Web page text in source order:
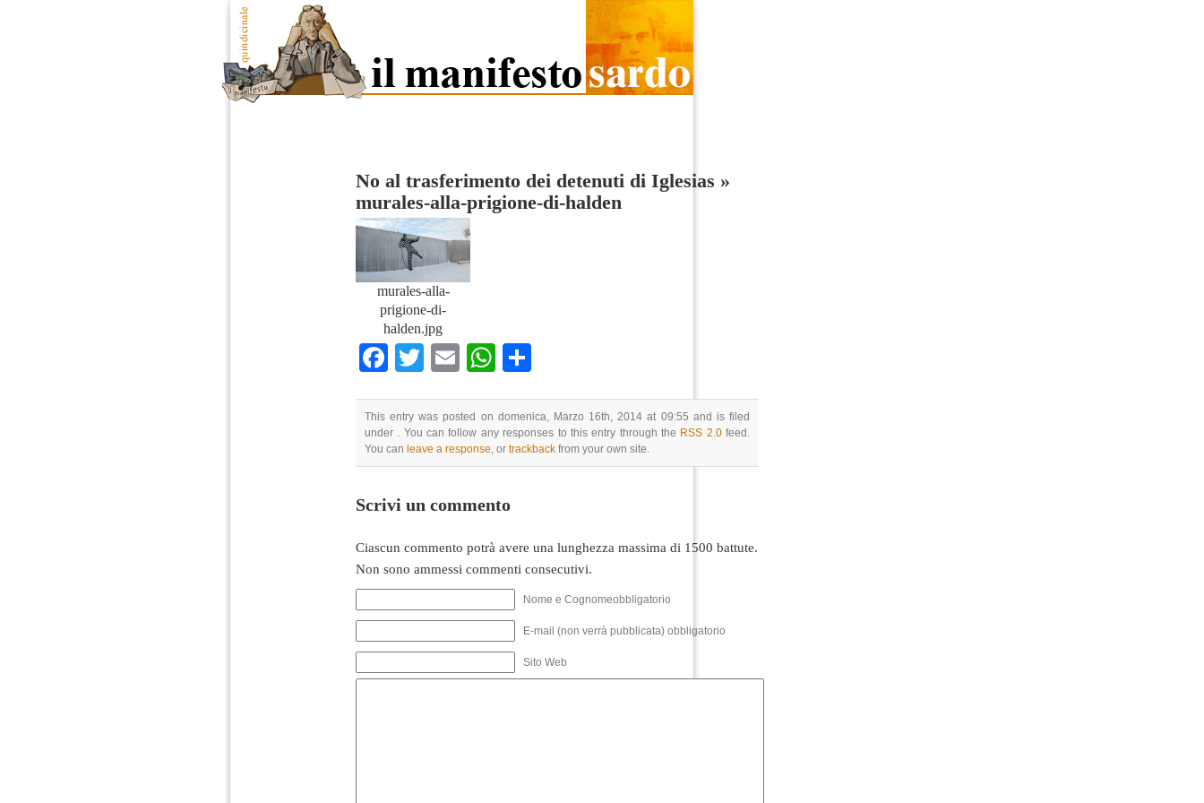
No al trasferimento dei detenuti di Iglesias »
murales-alla-prigione-di-halden
murales-alla-
prigione-di-
halden.jpg
Facebook
TwitterEmailWhatsApp
This entry was posted on domenica, Marzo 16th, 2014 at 09:55 and is filed
under . You can follow any responses to this entry through the RSS 2.0feed.
You can leave a response, or trackback from your own site.
Scrivi un commento
Ciascun commento potrà avere una lunghezza massima di 1500 battute.
Non sono ammessi commenti consecutivi.
Nome e Cognomeobbligatorio
E-mail (non verrà pubblicata) obbligatorio
Sito Web